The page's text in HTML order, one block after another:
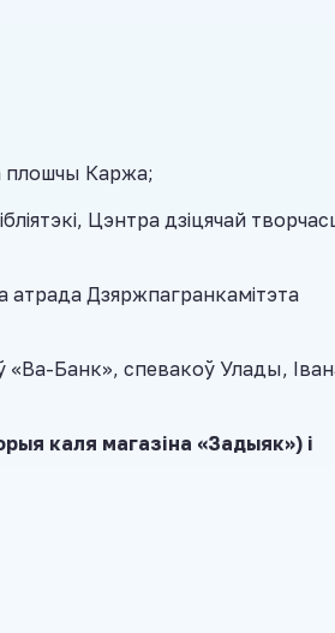
плошчы Каржа;
Цэнтра дзіцячай
атрада Дзяржпагранкамітэта
«Ва-Банк», спевакоў Улады,
каля магазіна «Задыяк») і